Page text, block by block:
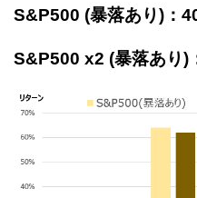
S&P500 (暴落あり)：
S&P500 x2 (暴落あり)